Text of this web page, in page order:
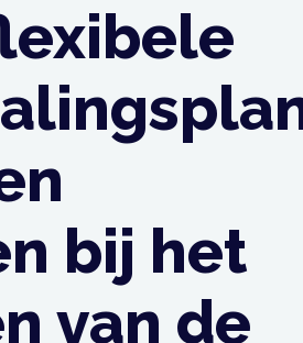
bij het
van de